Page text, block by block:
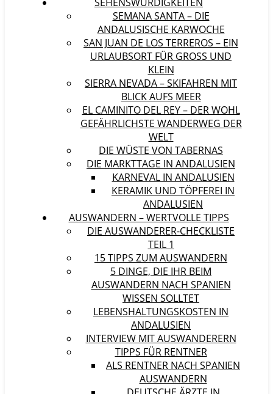
SEMANA SANTA – DIE
ANDALUSISCHE KARWOCHE
SAN JUAN DE LOS TERREROS – EIN
URLAUBSORT FÜR GROSS UND K
LEIN
SIERRA NEVADA – SKIFAHREN MIT
BLICK AUFS MEER
EL CAMINITO DEL REY – DER WOHL
GEFÄHRLICHSTE WANDERWEG DER
WELT
DIE WÜSTE VON TABERNAS
DIE MARKTTAGE IN ANDALUSIEN
KARNEVAL IN ANDALUSIEN
KERAMIK UND TÖPFEREI IN
ANDALUSIEN
AUSWANDERN – WERTVOLLE TIPPS
DIE AUSWANDERER-CHECKLISTE
TEIL 1
15 TIPPS ZUM AUSWANDERN
5 DINGE, DIE IHR BEIM
AUSWANDERN NACH SPANIEN
WISSEN SOLLTET
LEBENSHALTUNGSKOSTEN IN
ANDALUSIEN
INTERVIEW MIT AUSWANDERERN
TIPPS FÜR RENTNER
ALS RENTNER NACH SPANIEN
AUSWANDERN